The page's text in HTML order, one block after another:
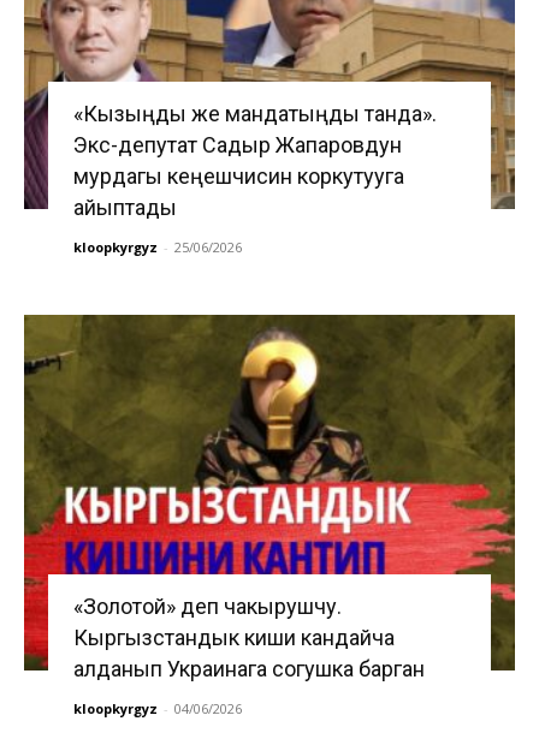
«Кызыңды же мандатыңды танда».
Экс-депутат Садыр Жапаровдун
мурдагы кеңешчисин коркутууга
айыптады
kloopkyrgyz - 25/06/2026
«Золотой» деп чакырушчу.
Кыргызстандык киши кандайча
алданып Украинага согушка барган
kloopkyrgyz - 04/06/2026